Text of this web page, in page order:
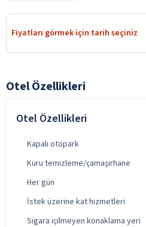
Fiyatları görmek için tarih seçiniz
Otel Özellikleri
Otel Özellikleri
Kapalı otopark
Kuru temizleme/çamaşırhane
Her gün
İstek üzerine kat hizmetleri
Sigara içilmeyen konaklama yeri